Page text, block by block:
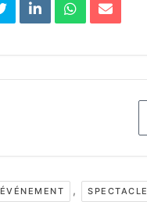
ÉVÉNEMENT , SPECTACLE